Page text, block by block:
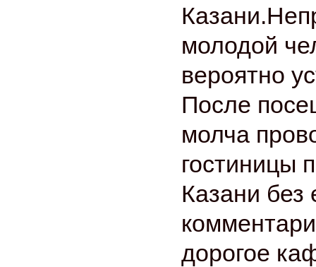
молодой
вероятно
После
молча
гостиницы
Казани без
дорогое